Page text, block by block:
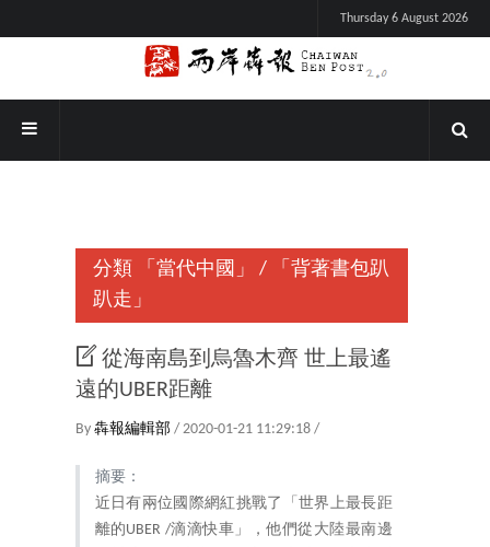
Thursday 6 August 2026
分類 「當代中國」 /
「背著書包趴
趴走」
從海南島到烏魯木齊 世上最遙
遠的UBER距離
By 犇報編輯部 / 2020-01-21 11:29:18 /
摘要：
近日有兩位國際網紅挑戰了「世界上最長距
離的UBER /滴滴快車」，他們從大陸最南邊